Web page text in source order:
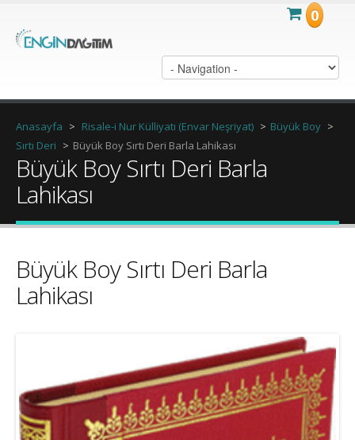
0
Anasayfa > Risale-i Nur Külliyatı (Envar Neşriyat) > Büyük Boy >
Sırtı Deri > Büyük Boy Sırtı Deri Barla Lahikası
Büyük Boy Sırtı Deri Barla
Lahikası
Büyük Boy Sırtı Deri Barla
Lahikası